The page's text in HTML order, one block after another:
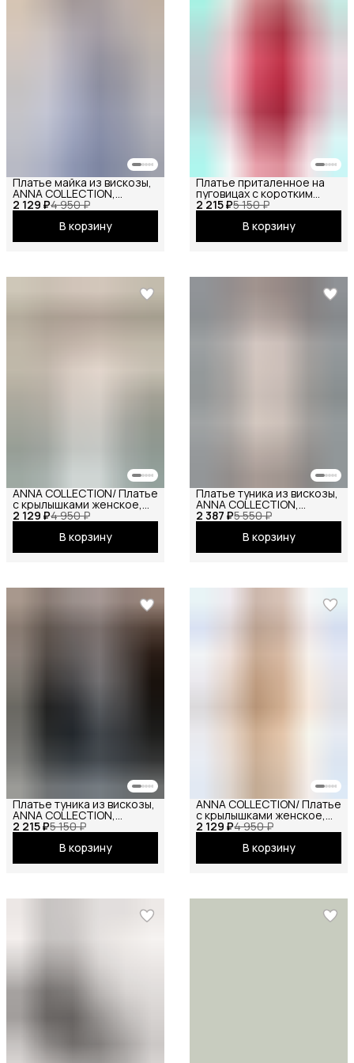
2 129 ₽4 950 ₽
Платье майка из вискозы,
ANNA COLLECTION,
сарафан офисный, на
вечернее праздничное
В корзину
2 215 ₽5 150 ₽
Платье приталенное на
пуговицах с коротким
рукавом
В корзину
2 129 ₽4 950 ₽
ANNA COLLECTION/ Платье
с крылышками женское,
платье вечернее,
нарядное, атласное,
шёлковое, на праздник
В корзину
2 387 ₽5 550 ₽
Платье туника из вискозы,
ANNA COLLECTION,
вечернее праздничное
повседневное офисное
В корзину
2 215 ₽5 150 ₽
Платье туника из вискозы,
ANNA COLLECTION,
вечернее праздничное
повседневное офисное
В корзину
2 129 ₽4 950 ₽
ANNA COLLECTION/ Платье
с крылышками женское,
платье вечернее,
нарядное, атласное,
шёлковое, на праздник
В корзину